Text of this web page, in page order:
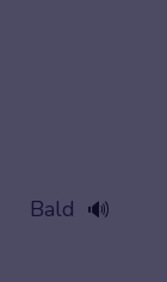
Bald 🔊